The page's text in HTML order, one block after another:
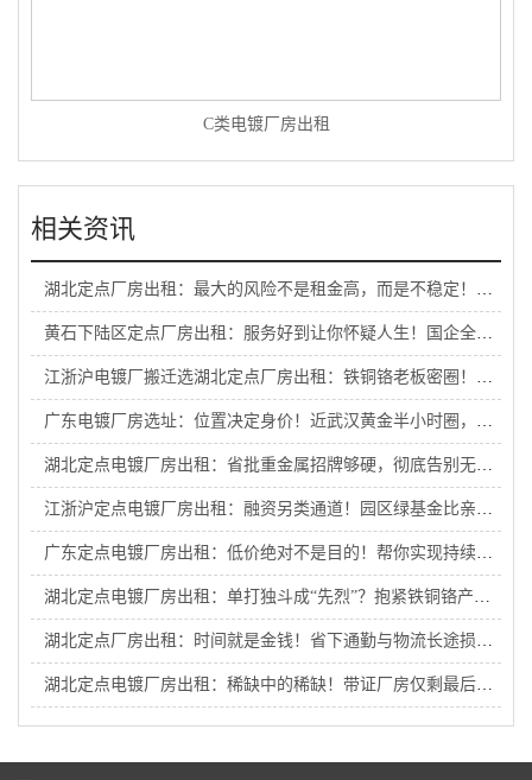
C类电镀厂房出租
相关资讯
湖北定点厂房出租：最大的风险不是租金高，而是不稳定！国企园区为长期生产保驾护航
黄石下陆区定点厂房出租：服务好到让你怀疑人生！国企全流程护航，来了就不想走！
江浙沪电镀厂搬迁选湖北定点厂房出租：铁铜铬老板密圈！入圈即享内部商机，抱团接大单！
广东电镀厂房选址：位置决定身价！近武汉黄金半小时圈，抢占升值潜力股！
湖北定点电镀厂房出租：省批重金属招牌够硬，彻底告别无证恐慌！
江浙沪定点电镀厂房出租：融资另类通道！园区绿基金比亲爹还管用，助江浙沪电镀厂外迁企业破局重生！
广东定点电镀厂房出租：低价绝对不是目的！帮你实现持续盈利才是国企初心！
湖北定点电镀厂房出租：单打独斗成“先烈”？抱紧铁铜铬产业链大腿才是王道！
湖北定点厂房出租：时间就是金钱！省下通勤与物流长途损耗，给企业赚出一座新工厂
湖北定点电镀厂房出租：稀缺中的稀缺！带证厂房仅剩最后几套，手慢无！